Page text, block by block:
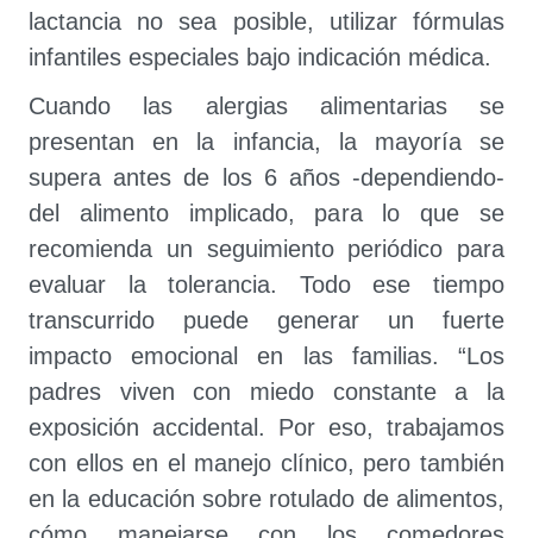
lactancia no sea posible, utilizar fórmulas
infantiles especiales bajo indicación médica.
Cuando las alergias alimentarias se
presentan en la infancia, la mayoría se
supera antes de los 6 años -dependiendo-
del alimento implicado, para lo que se
recomienda un seguimiento periódico para
evaluar la tolerancia. Todo ese tiempo
transcurrido puede generar un fuerte
impacto emocional en las familias. “Los
padres viven con miedo constante a la
exposición accidental. Por eso, trabajamos
con ellos en el manejo clínico, pero también
en la educación sobre rotulado de alimentos,